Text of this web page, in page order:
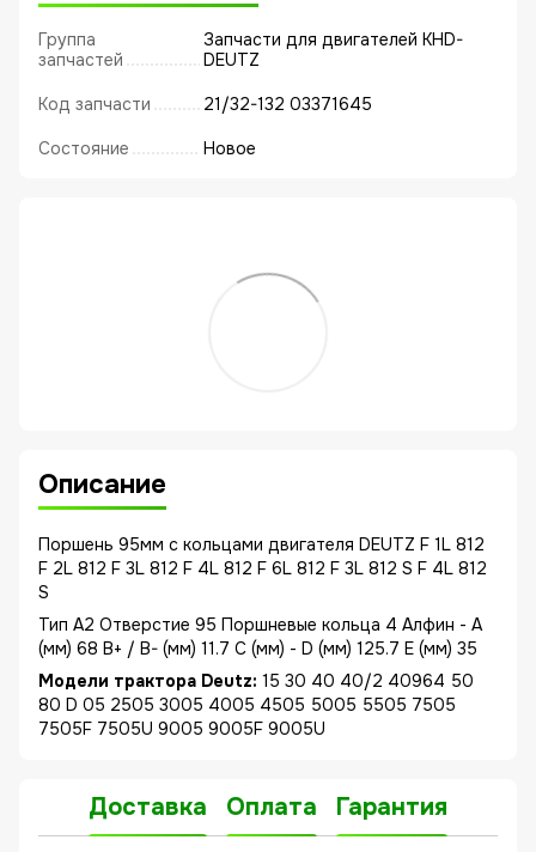
Группа
запчастей
Запчасти для двигателей KHD-
DEUTZ
Код запчасти 21/32-132 03371645
Состояние Новое
Описание
Поршень 95мм с кольцами двигателя DEUTZ F 1L 812
F 2L 812 F 3L 812 F 4L 812 F 6L 812 F 3L 812 S F 4L 812
S
Тип A2 Отверстие 95 Поршневые кольца 4 Алфин - A
(мм) 68 B+ / B- (мм) 11.7 C (мм) - D (мм) 125.7 E (мм) 35
Модели трактора Deutz: 15 30 40 40/2 40964 50
80 D 05 2505 3005 4005 4505 5005 5505 7505
7505F 7505U 9005 9005F 9005U
Доставка Оплата Гарантия